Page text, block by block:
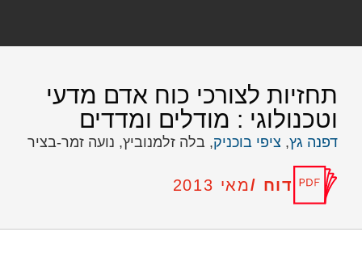
תחזיות לצורכי כוח אדם מדעי
וטכנולוגי : מודלים ומדדים
דפנה גץ, ציפי בוכניק, בלה זלמנוביץ, נועה זמר-בציר
דוח /מאי 2013